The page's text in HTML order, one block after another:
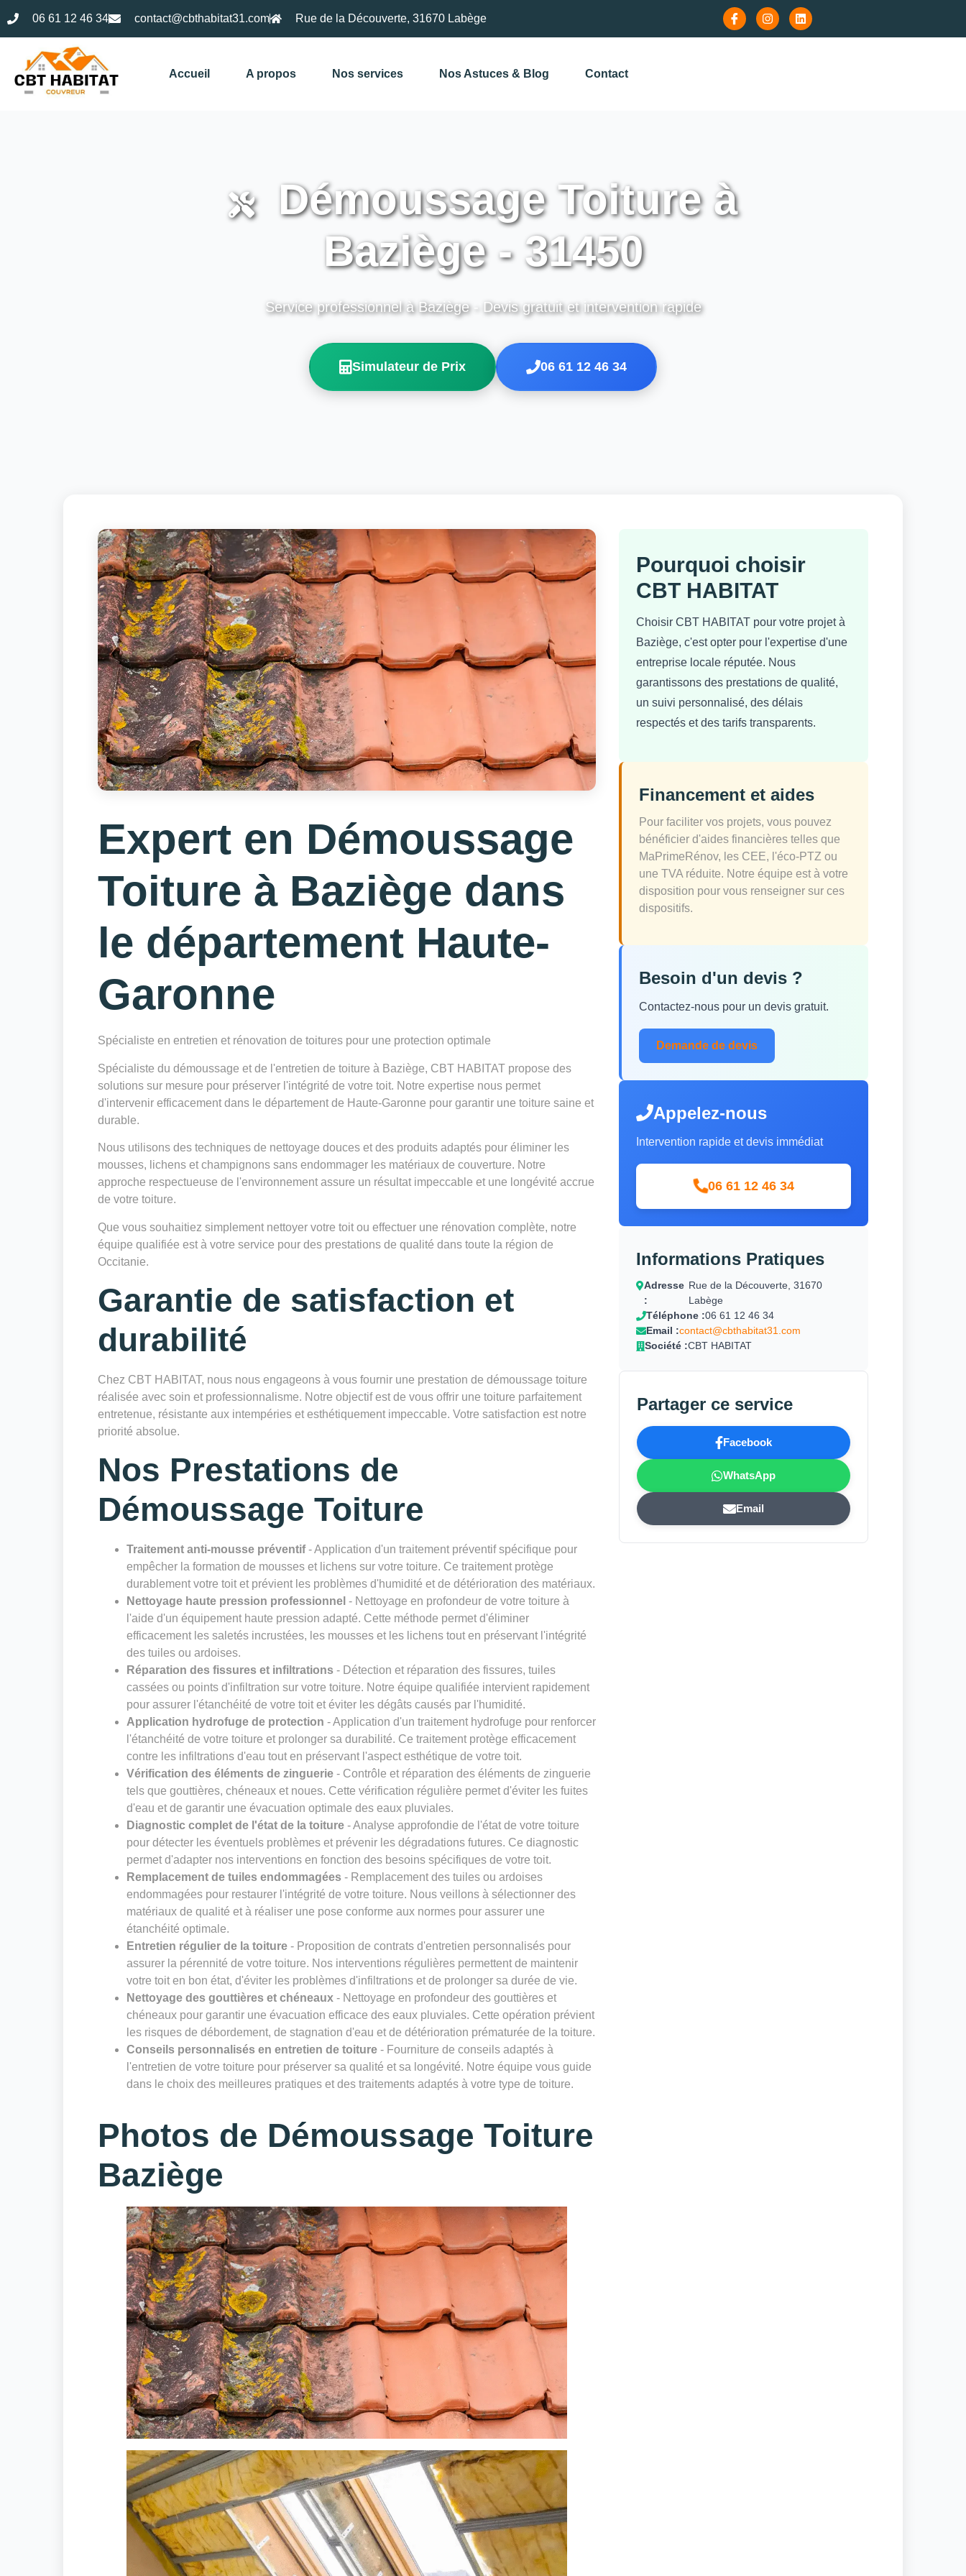
06 61 12 46 34 contact@cbthabitat31.com Rue de la Découverte, 31670 Labège
Accueil A propos Nos services Nos Astuces & Blog Contact
Démoussage Toiture à
Baziège - 31450
Service professionnel à Baziège - Devis gratuit et intervention rapide
Simulateur de Prix 06 61 12 46 34
Expert en Démoussage
Toiture à Baziège dans
le département Haute-
Garonne
Spécialiste en entretien et rénovation de toitures pour une protection optimale
Spécialiste du démoussage et de l'entretien de toiture à Baziège, CBT HABITAT propose des
solutions sur mesure pour préserver l'intégrité de votre toit. Notre expertise nous permet
d'intervenir efficacement dans le département de Haute-Garonne pour garantir une toiture saine et
durable.
Nous utilisons des techniques de nettoyage douces et des produits adaptés pour éliminer les
mousses, lichens et champignons sans endommager les matériaux de couverture. Notre
approche respectueuse de l'environnement assure un résultat impeccable et une longévité accrue
de votre toiture.
Que vous souhaitiez simplement nettoyer votre toit ou effectuer une rénovation complète, notre
équipe qualifiée est à votre service pour des prestations de qualité dans toute la région de
Occitanie.
Garantie de satisfaction et
durabilité
Chez CBT HABITAT, nous nous engageons à vous fournir une prestation de démoussage toiture
réalisée avec soin et professionnalisme. Notre objectif est de vous offrir une toiture parfaitement
entretenue, résistante aux intempéries et esthétiquement impeccable. Votre satisfaction est notre
priorité absolue.
Nos Prestations de
Démoussage Toiture
Traitement anti-mousse préventif- Application d'un traitement préventif spécifique pour
empêcher la formation de mousses et lichens sur votre toiture. Ce traitement protège
durablement votre toit et prévient les problèmes d'humidité et de détérioration des matériaux.
Nettoyage haute pression professionnel - Nettoyage en profondeur de votre toiture à
l'aide d'un équipement haute pression adapté. Cette méthode permet d'éliminer
efficacement les saletés incrustées, les mousses et les lichens tout en préservant l'intégrité
des tuiles ou ardoises.
Réparation des fissures et infiltrations - Détection et réparation des fissures, tuiles
cassées ou points d'infiltration sur votre toiture. Notre équipe qualifiée intervient rapidement
pour assurer l'étanchéité de votre toit et éviter les dégâts causés par l'humidité.
Application hydrofuge de protection - Application d'un traitement hydrofuge pour renforcer
l'étanchéité de votre toiture et prolonger sa durabilité. Ce traitement protège efficacement
contre les infiltrations d'eau tout en préservant l'aspect esthétique de votre toit.
Vérification des éléments de zinguerie - Contrôle et réparation des éléments de zinguerie
tels que gouttières, chéneaux et noues. Cette vérification régulière permet d'éviter les fuites
d'eau et de garantir une évacuation optimale des eaux pluviales.
Diagnostic complet de l'état de la toiture - Analyse approfondie de l'état de votre toiture
pour détecter les éventuels problèmes et prévenir les dégradations futures. Ce diagnostic
permet d'adapter nos interventions en fonction des besoins spécifiques de votre toit.
Remplacement de tuiles endommagées - Remplacement des tuiles ou ardoises
endommagées pour restaurer l'intégrité de votre toiture. Nous veillons à sélectionner des
matériaux de qualité et à réaliser une pose conforme aux normes pour assurer une
étanchéité optimale.
Entretien régulier de la toiture - Proposition de contrats d'entretien personnalisés pour
assurer la pérennité de votre toiture. Nos interventions régulières permettent de maintenir
votre toit en bon état, d'éviter les problèmes d'infiltrations et de prolonger sa durée de vie.
Nettoyage des gouttières et chéneaux - Nettoyage en profondeur des gouttières et
chéneaux pour garantir une évacuation efficace des eaux pluviales. Cette opération prévient
les risques de débordement, de stagnation d'eau et de détérioration prématurée de la toiture.
Conseils personnalisés en entretien de toiture - Fourniture de conseils adaptés à
l'entretien de votre toiture pour préserver sa qualité et sa longévité. Notre équipe vous guide
dans le choix des meilleures pratiques et des traitements adaptés à votre type de toiture.
Photos de Démoussage Toiture
Baziège
Pourquoi choisir
CBT HABITAT
Choisir CBT HABITAT pour votre projet à
Baziège, c'est opter pour l'expertise d'une
entreprise locale réputée. Nous
garantissons des prestations de qualité,
un suivi personnalisé, des délais
respectés et des tarifs transparents.
Financement et aides
Pour faciliter vos projets, vous pouvez
bénéficier d'aides financières telles que
MaPrimeRénov, les CEE, l'éco-PTZ ou
une TVA réduite. Notre équipe est à votre
disposition pour vous renseigner sur ces
dispositifs.
Besoin d'un devis ?
Contactez-nous pour un devis gratuit.
Demande de devis
Appelez-nous
Intervention rapide et devis immédiat
06 61 12 46 34
Informations Pratiques
Adresse
:
Rue de la Découverte, 31670
Labège
Téléphone :06 61 12 46 34
Email :contact@cbthabitat31.com
Société :CBT HABITAT
Partager ce service
Facebook
WhatsApp
Email